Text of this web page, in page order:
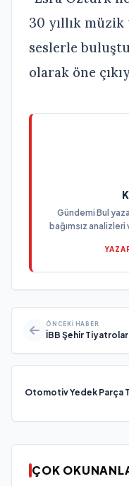
30 yıllık
seslerle
olarak öne
Gündemi Bul
bağımsız
ÖNCEKI HABER
İBB Şehir
Otomotiv Yedek Parça
ÇOK